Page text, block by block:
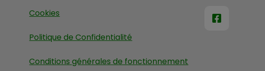
Cookies
Politique de Confidentialité
Conditions générales de fonctionnement